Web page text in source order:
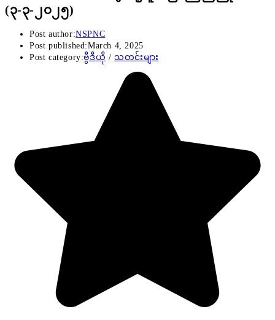
(၃-၃-၂၀၂၅)
Post author:NSPNC
Post published:March 4, 2025
Post category:ဗွီဒီယို / သတင်းများ